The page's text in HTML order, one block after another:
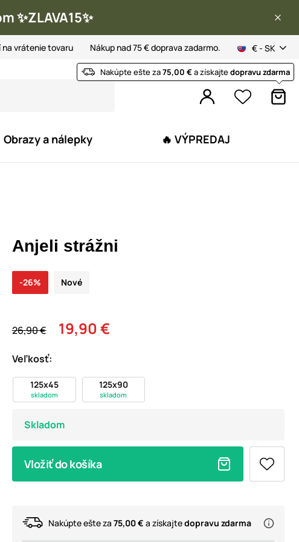
✨ZLAVA15✨
na vrátenie tovaru Nákup nad 75 € doprava zadarmo. € - SK
Nakúpte ešte za75,00 €a získajtedopravu zdarma
Obrazy a nálepky 🔥 VÝPREDAJ
Anjeli strážni
26,90 € 19,90 €
-26% Nové
Veľkosť:
125x45
skladom
125x90
skladom
Skladom
Vložiť do košíka
Nakúpte ešte za 75,00 € a získajtedopravu zdarma